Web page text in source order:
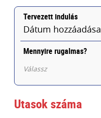
Tervezett indulás
Dátum hozzáadása
Mennyire rugalmas?
Válassz
Utasok száma